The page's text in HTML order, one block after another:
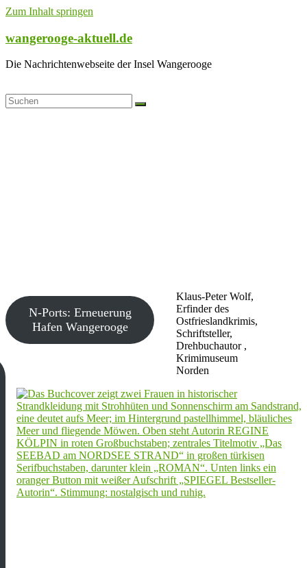
Zum Inhalt springen
wangerooge-aktuell.de
Die Nachrichtenwebseite der Insel Wangerooge
Klaus-Peter Wolf,
Erfinder des
Ostfrieslandkrimis,
Schriftsteller,
Drehbuchautor ,
Krimimuseum
Norden
N-Ports: Erneuerung
Hafen Wangerooge